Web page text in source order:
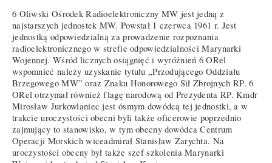
6 Oliwski Ośrodek Radioelektroniczny MW jest jedną z
najstarszych jednostek MW. Powstał 1 czerwca 1961 r. Jest
jednostką odpowiedzialną za prowadzenie rozpoznania
radioelektronicznego w strefie odpowiedzialności Marynarki
Wojennej. Wśród licznych osiągnięć i wyróżnień 6 ORel
wspomnieć należy uzyskanie tytułu „Przodującego Oddziału
Brzegowego MW” oraz Znaku Honorowego Sił Zbrojnych RP. 6
ORel otrzymał również flagę narodową od Prezydenta RP. Kmdr
Mirosław Jurkowlaniec jest ósmym dowódcą tej jednostki, a w
trakcie uroczystości obecni byli także oficerowie poprzednio
zajmujący to stanowisko, w tym obecny dowódca Centrum
Operacji Morskich wiceadmirał Stanisław Zarychta. Na
uroczystości obecny był także szef szkolenia Marynarki